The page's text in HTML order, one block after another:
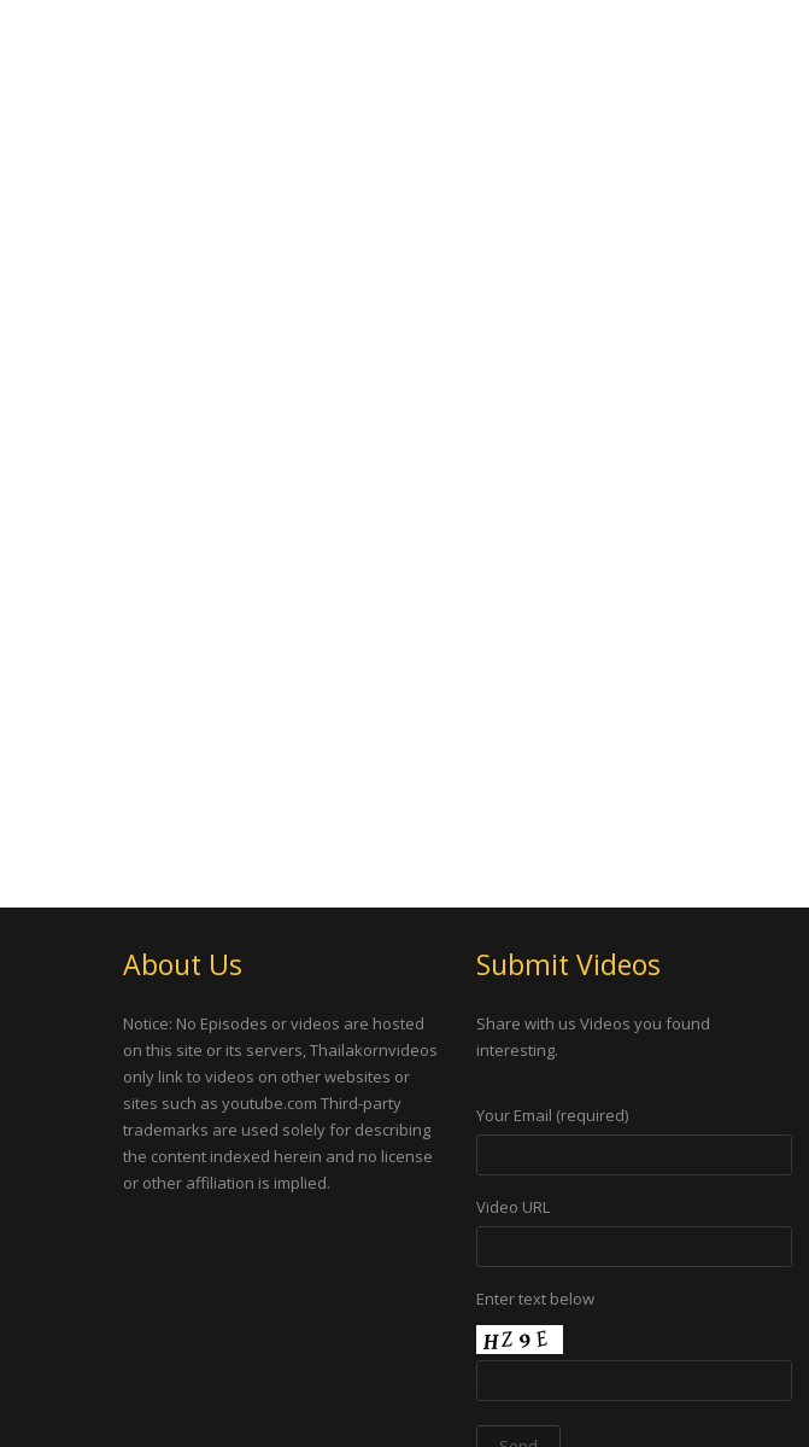
About Us
Notice: No Episodes or videos are hosted
on this site or its servers, Thailakornvideos
only link to videos on other websites or
sites such as youtube.com Third-party
trademarks are used solely for describing
the content indexed herein and no license
or other affiliation is implied.
Submit Videos
Share with us Videos you found
interesting.
Your Email (required)
Video URL
Enter text below